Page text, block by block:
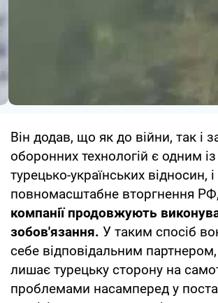
Він додав, що як до війни, так і
оборонних технологій є одним
турецько-українських відносин,
повномасштабне вторгнення РФ,
компанії продовжують
зобов'язання. У таким спосіб
себе відповідальним
лишає турецьку сторону на
проблемами насамперед у